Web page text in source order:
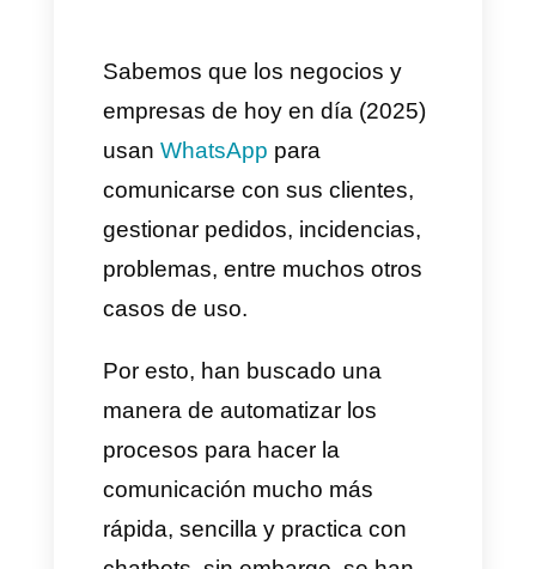
Google Sheets?
Otros casos de uso?
Que es Callbell?
Sabemos que los negocios y
WhatsApp
para
comunicarse con sus clientes,
gestionar pedidos, incidencias,
problemas, entre muchos otros